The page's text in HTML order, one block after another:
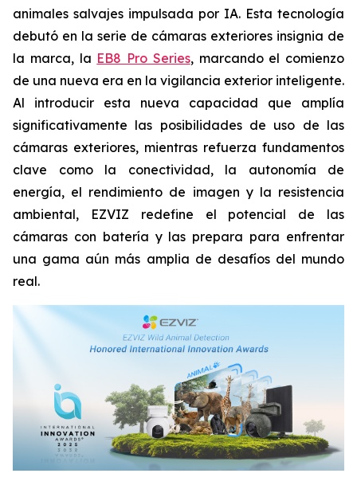
animales salvajes impulsada por IA. Esta tecnología
debutó en la serie de cámaras exteriores insignia de
la marca, la EB8 Pro Series, marcando el comienzo
de una nueva era en la vigilancia exterior inteligente.
Al introducir esta nueva capacidad que amplía
significativamente las posibilidades de uso de las
cámaras exteriores, mientras refuerza fundamentos
clave como la conectividad, la autonomía de
energía, el rendimiento de imagen y la resistencia
ambiental, EZVIZ redefine el potencial de las
cámaras con batería y las prepara para enfrentar
una gama aún más amplia de desafíos del mundo
real.